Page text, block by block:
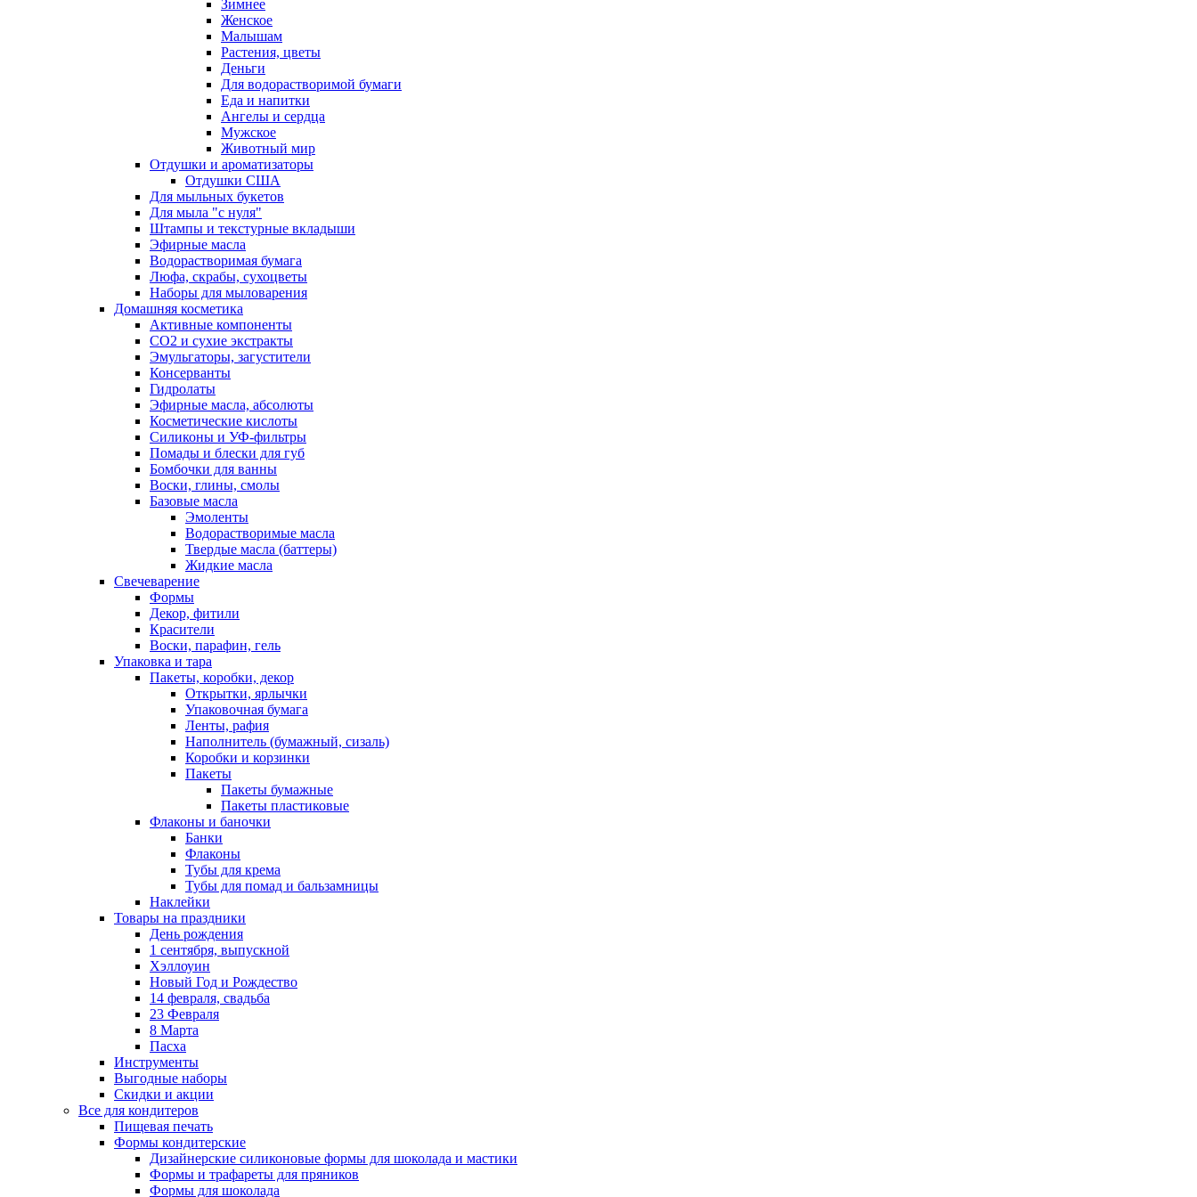
Зимнее
Женское
Малышам
Растения, цветы
Деньги
Для водорастворимой бумаги
Еда и напитки
Ангелы и сердца
Мужское
Животный мир
Отдушки и ароматизаторы
Отдушки США
Для мыльных букетов
Для мыла "с нуля"
Штампы и текстурные вкладыши
Эфирные масла
Водорастворимая бумага
Люфа, скрабы, сухоцветы
Наборы для мыловарения
Домашняя косметика
Активные компоненты
СО2 и сухие экстракты
Эмульгаторы, загустители
Консерванты
Гидролаты
Эфирные масла, абсолюты
Косметические кислоты
Силиконы и УФ-фильтры
Помады и блески для губ
Бомбочки для ванны
Воски, глины, смолы
Базовые масла
Эмоленты
Водорастворимые масла
Твердые масла (баттеры)
Жидкие масла
Свечеварение
Формы
Декор, фитили
Красители
Воски, парафин, гель
Упаковка и тара
Пакеты, коробки, декор
Открытки, ярлычки
Упаковочная бумага
Ленты, рафия
Наполнитель (бумажный, сизаль)
Коробки и корзинки
Пакеты
Пакеты бумажные
Пакеты пластиковые
Флаконы и баночки
Банки
Флаконы
Тубы для крема
Тубы для помад и бальзамницы
Наклейки
Товары на праздники
День рождения
1 сентября, выпускной
Хэллоуин
Новый Год и Рождество
14 февраля, свадьба
23 Февраля
8 Марта
Пасха
Инструменты
Выгодные наборы
Скидки и акции
Все для кондитеров
Пищевая печать
Формы кондитерские
Дизайнерские силиконовые формы для шоколада и мастики
Формы и трафареты для пряников
Формы для шоколада